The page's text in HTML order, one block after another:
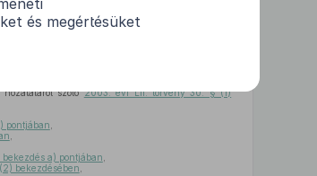
hozataláról szóló2003. évi LII. törvény 30. § (1)
pontjában
a) pontjában
bekezdésében
és megértésüket